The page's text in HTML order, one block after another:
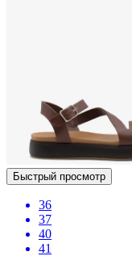
Быстрый просмотр
36
37
40
41